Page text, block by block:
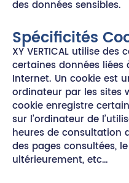
des données sensibles.
Spécificités
XY VERTICAL utilise
certaines données
Internet. Un cookie est
ordinateur par les sites
cookie enregistre
sur l’ordinateur de
heures de consultation
des pages consultées,
ultérieurement, etc…